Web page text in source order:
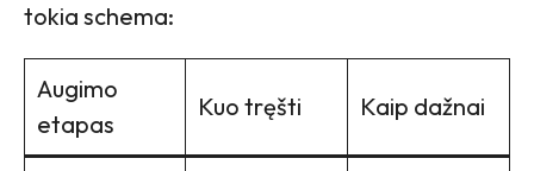
tokia schema:
Augimo
etapas
Kuo tręšti Kaip dažnai